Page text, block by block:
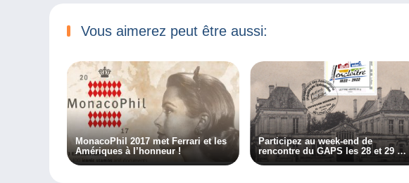
Vous aimerez peut être aussi:
MonacoPhil 2017 met Ferrari et les
Amériques à l’honneur !
Participez au week-end de
rencontre du GAPS les 28 et 29 mai
2022